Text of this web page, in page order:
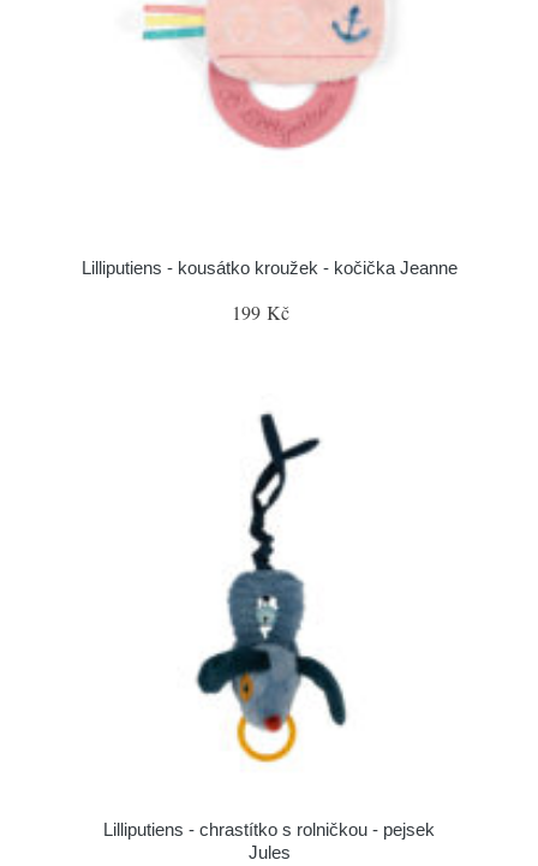
Lilliputiens - kousátko kroužek - kočička Jeanne
199 Kč
Lilliputiens - chrastítko s rolničkou - pejsek
Jules